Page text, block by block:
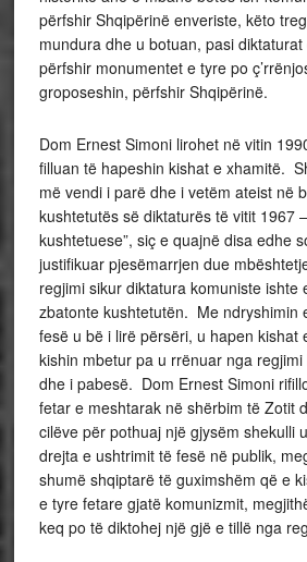
përfshir Shqipërinë enveriste, këto
mundura dhe u botuan, pasi
përfshir monumentet e tyre po
groposeshin, përfshir Shqipërinë.
Dom Ernest Simoni lirohet në vitin
filluan të hapeshin kishat e xhamitë.
më vendi i parë dhe i vetëm ateist në
kushtetutës së diktaturës të vitit 1967
kushtetuese”, siç e quajnë disa edhe
justifikuar pjesëmarrjen due
regjimi sikur diktatura komuniste ishte
zbatonte kushtetutën. Me ndryshimin
fesë u bë i lirë përsëri, u hapen kishat
kishin mbetur pa u rrënuar nga
dhe i pabesë. Dom Ernest Simoni
fetar e meshtarak në shërbim të Zotit
cilëve për pothuaj një gjysëm shekulli
drejta e ushtrimit të fesë në publik,
shumë shqiptarë të guximshëm që e
e tyre fetare gjatë komunizmit,
keq po të diktohej një gjë e tillë nga